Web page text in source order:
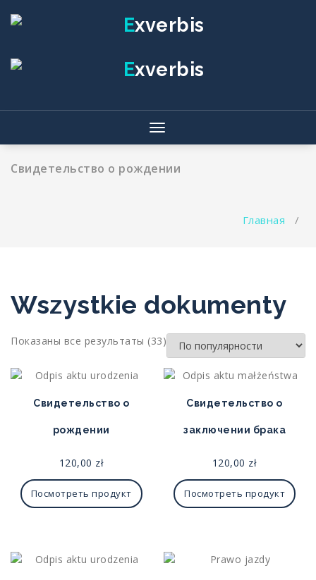
Показать/
Скрыть
Свидетельство о рождении
Главная /
Wszystkie dokumenty
Показаны все результаты (33) Сортировка:
по
популярности
Свидетельство о
рождении
120,00 zł
Посмотреть продукт
Свидетельство о
заключении брака
120,00 zł
Посмотреть продукт